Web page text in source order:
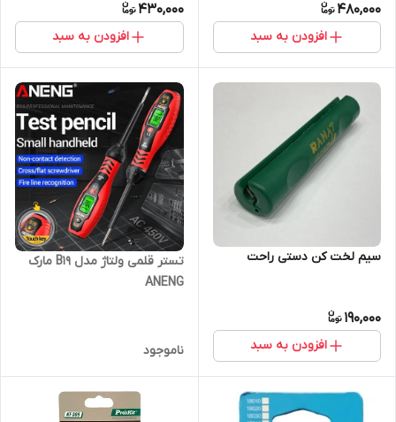
480,000
افزودن به سبد
430,000
افزودن به سبد
سیم لخت کن دستی راحت
190,000
افزودن به سبد
تستر قلمی ولتاژ مدل B19 مارک
ANENG
ناموجود